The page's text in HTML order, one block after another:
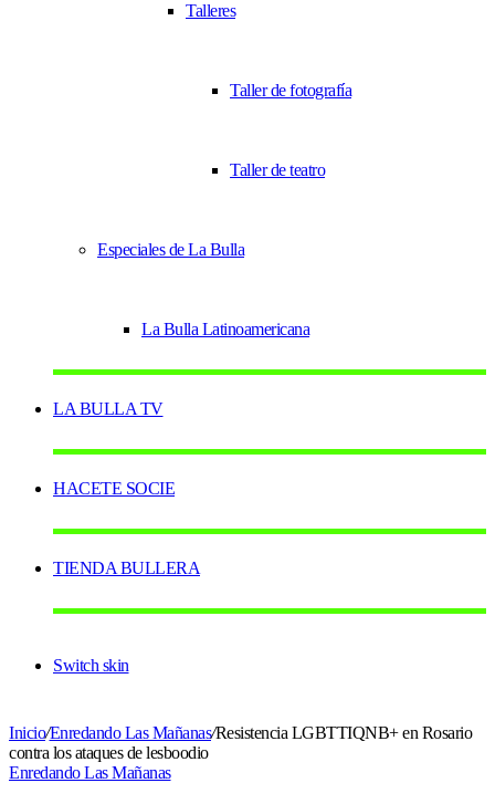
Talleres
Taller de fotografía
Taller de teatro
Especiales de La Bulla
La Bulla Latinoamericana
LA BULLA TV
HACETE SOCIE
TIENDA BULLERA
Switch skin
Inicio/Enredando Las Mañanas/Resistencia LGBTTIQNB+ en Rosario
contra los ataques de lesboodio
Enredando Las Mañanas